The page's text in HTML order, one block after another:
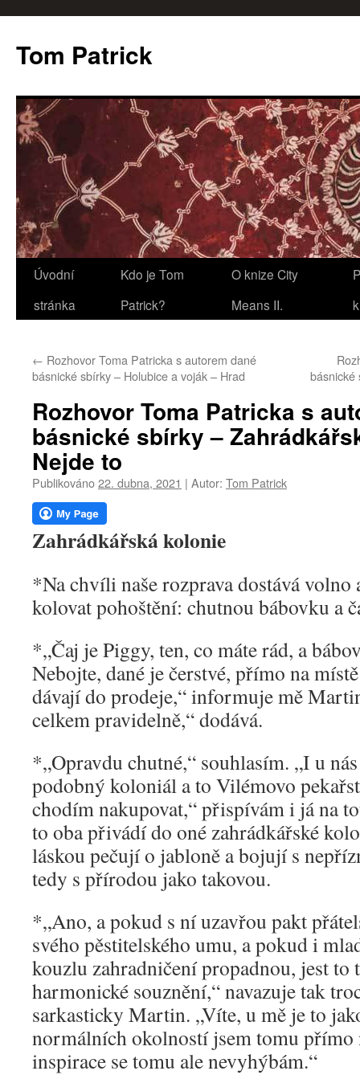
Tom Patrick
Přejít
webu
Úvodní
stránka
Kdo je Tom
Patrick?
O knize City
Means II.
← Rozhovor Toma Patricka s autorem dané
básnické sbírky – Holubice a voják – Hrad
Rozhovor Toma Patricka s
básnické sbírky –
Nejde to
Publikováno22. dubna, 2021 | Autor: Tom Patrick
Zahrádkářská kolonie
*Na chvíli naše rozprava dostává volno
kolovat pohoštění: chutnou bábovku a
*„Čaj je Piggy, ten, co máte rád, a
Nebojte, dané je čerstvé, přímo na
dávají do prodeje,“ informuje mě
celkem pravidelně,“ dodává.
*„Opravdu chutné,“ souhlasím. „I u
podobný koloniál a to Vilémovo
chodím nakupovat,“ přispívám i já na
to oba přivádí do oné zahrádkářské
láskou pečují o jabloně a bojují s
tedy s přírodou jako takovou.
*„Ano, a pokud s ní uzavřou pakt
svého pěstitelského umu, a pokud i
kouzlu zahradničení propadnou, jest to
harmonické souznění,“ navazuje tak
sarkasticky Martin. „Víte, u mě je to
normálních okolností jsem tomu přímo
inspirace se tomu ale nevyhýbám.“